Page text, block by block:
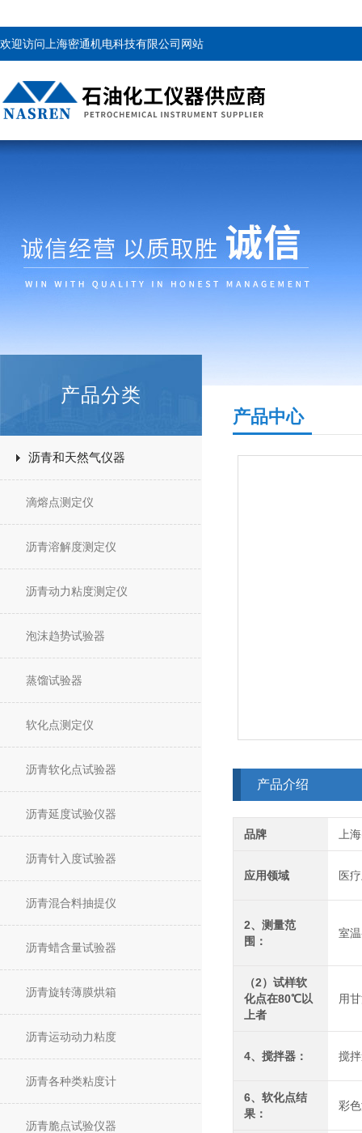
欢迎访问上海密通机电科技有限公司网站
产品分类
沥青和天然气仪器
滴熔点测定仪
沥青溶解度测定仪
沥青动力粘度测定仪
泡沫趋势试验器
蒸馏试验器
软化点测定仪
沥青软化点试验器
沥青延度试验仪器
沥青针入度试验器
沥青混合料抽提仪
沥青蜡含量试验器
沥青旋转薄膜烘箱
沥青运动动力粘度
沥青各种类粘度计
沥青脆点试验仪器
产品中心
产品介绍
品牌 上
应用领域 医
2、测量范
围：
室
（2）试样软
化点在80℃以
上者
用
4、搅拌器： 搅
6、软化点结
果：
彩